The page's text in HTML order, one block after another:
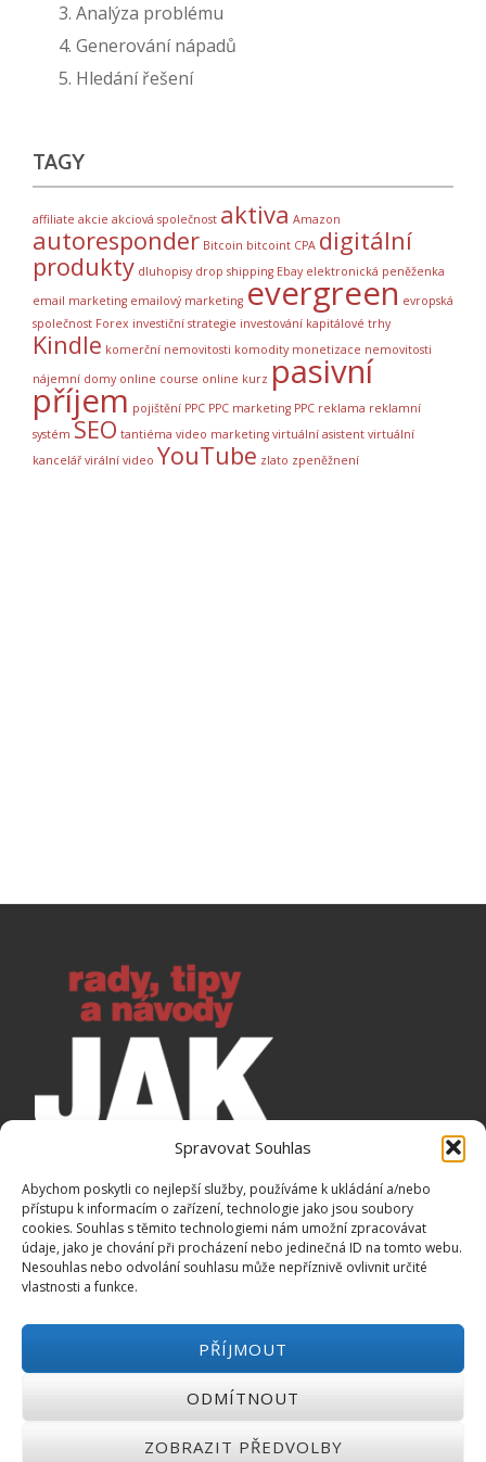
Spravovat Souhlas
Abychom poskytli co nejlepší služby, používáme k ukládání a/nebo
přístupu k informacím o zařízení, technologie jako jsou soubory
cookies. Souhlas s těmito technologiemi nám umožní zpracovávat
údaje, jako je chování při procházení nebo jedinečná ID na tomto webu.
Nesouhlas nebo odvolání souhlasu může nepříznivě ovlivnit určité
vlastnosti a funkce.
PŘÍJMOUT
ODMÍTNOUT
ZOBRAZIT PŘEDVOLBY
3. Analýza problému
4. Generování nápadů
5. Hledání řešení
TAGY
affiliate akcie akciová společnost aktiva Amazon
autoresponder Bitcoin bitcoint CPA digitální
produkty dluhopisy drop shipping Ebay elektronická peněženka
email marketing emailový marketing evergreen evropská
společnost Forex investiční strategie investování kapitálové trhy
Kindle komerční nemovitosti komodity monetizace nemovitosti
nájemní domy online course online kurz pasivní
příjem pojištění PPC PPC marketing PPC reklama reklamní
systém SEO tantiéma video marketing virtuální asistent virtuální
kancelář virální video YouTube zlato zpeněžnení
Jaké emaily budete dostávat:
► Tipy, jak vydělat peníze navíc
► Tipy, jak ušetřit peníze
► Rady, jak si půjčit peníze